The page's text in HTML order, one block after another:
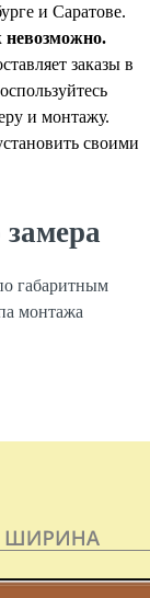
и Саратове.
невозможно.
заказы в
и монтажу.
своими
габаритным
монтажа